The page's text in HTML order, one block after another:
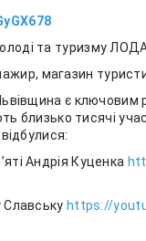
та туризму
магазин
є ключовим
близько тисячі
Андрія Куценка
Славську https://